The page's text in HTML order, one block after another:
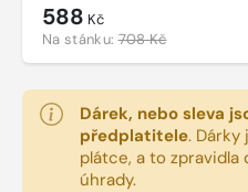
588 Kč
Na stánku:708 Kč
Dárek, nebo sleva
předplatitele. Dárky
plátce, a to
úhrady.